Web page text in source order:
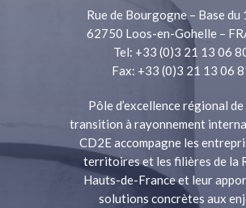
Rue de Bourgogne – Base
62750 Loos-en-Gohelle –
Tel: +33 (0)3 21 13 06
Fax: +33 (0)3 21 13 06
Pôle d’excellence régional de
transition à rayonnement
CD2E accompagne les
territoires et les filières de la
Hauts-de-France et leur
solutions concrètes aux